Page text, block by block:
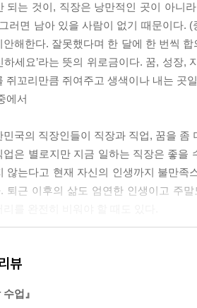
되는 것이, 직장은 낭만적인 곳이 아니
러면 남아 있을 사람이 없기 때문이다.
안해한다. 잘못했다며 한 달에 한 번씩
하세요’라는 뜻의 위로금이다. 꿈, 성장,
쥐꼬리만큼 쥐여주고 생색이나 내는 곳
에서
민국의 직장인들이 직장과 직업, 꿈을
업은 별로지만 지금 일하는 직장은 좋을
않는다고 현재 자신의 인생까지 불만
퇴근 이후의 삶도 엄연한 인생이고 주
뷰
수업』